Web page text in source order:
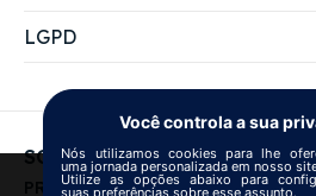
We use cookiesto
LGPD
SOBRE NÓS
PREFEITURA MUNICIPAL DE
Você controla a sua
Nós utilizamos cookies para lhe
uma jornada personalizada em nosso
Utilize as opções abaixo para
suas preferências sobre esse assunto.